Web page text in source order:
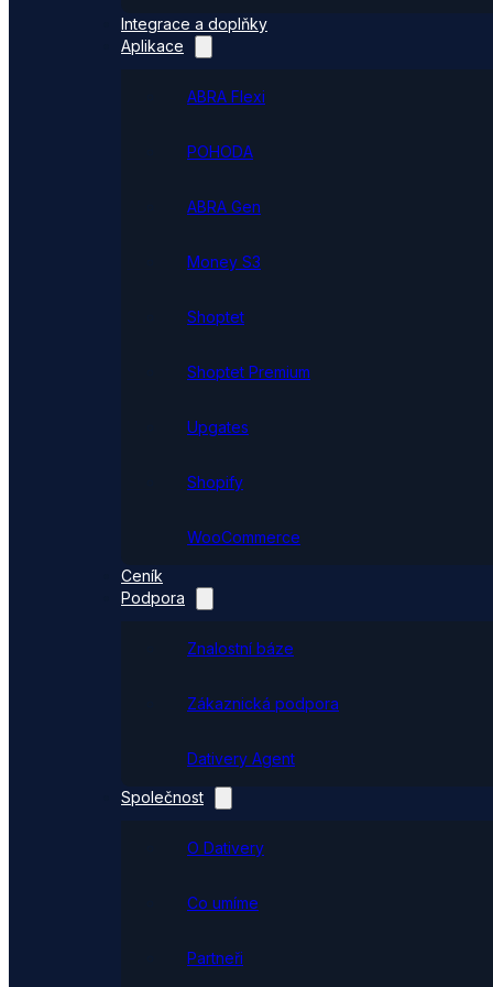
Integrace a doplňky
Aplikace
ABRA Flexi
POHODA
ABRA Gen
Money S3
Shoptet
Shoptet Premium
Upgates
Shopify
WooCommerce
Ceník
Podpora
Znalostní báze
Zákaznická podpora
Dativery Agent
Společnost
O Dativery
Co umíme
Partneři